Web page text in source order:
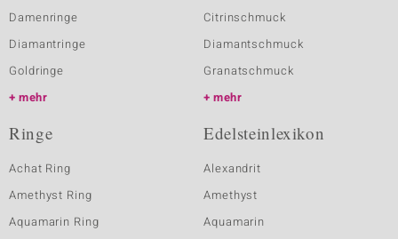
Damenringe
Diamantringe
Goldringe
mehr
Citrinschmuck
Diamantschmuck
Granatschmuck
mehr
Ringe
Achat Ring
Amethyst Ring
Aquamarin Ring
Edelsteinlexikon
Alexandrit
Amethyst
Aquamarin